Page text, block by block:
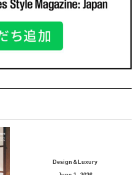
Design＆Luxury